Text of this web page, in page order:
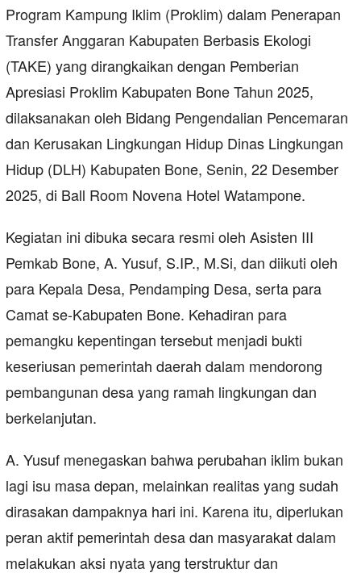
Program Kampung Iklim (Proklim) dalam Penerapan
Transfer Anggaran Kabupaten Berbasis Ekologi
(TAKE) yang dirangkaikan dengan Pemberian
Apresiasi Proklim Kabupaten Bone Tahun 2025,
dilaksanakan oleh Bidang Pengendalian Pencemaran
dan Kerusakan Lingkungan Hidup Dinas Lingkungan
Hidup (DLH) Kabupaten Bone, Senin, 22 Desember
2025, di Ball Room Novena Hotel Watampone.
Kegiatan ini dibuka secara resmi oleh Asisten III
Pemkab Bone, A. Yusuf, S.IP., M.Si, dan diikuti oleh
para Kepala Desa, Pendamping Desa, serta para
Camat se-Kabupaten Bone. Kehadiran para
pemangku kepentingan tersebut menjadi bukti
keseriusan pemerintah daerah dalam mendorong
pembangunan desa yang ramah lingkungan dan
berkelanjutan.
A. Yusuf menegaskan bahwa perubahan iklim bukan
lagi isu masa depan, melainkan realitas yang sudah
dirasakan dampaknya hari ini. Karena itu, diperlukan
peran aktif pemerintah desa dan masyarakat dalam
melakukan aksi nyata yang terstruktur dan